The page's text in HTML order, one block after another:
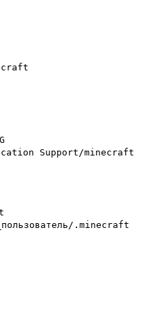
Support/minecraft
.minecraft